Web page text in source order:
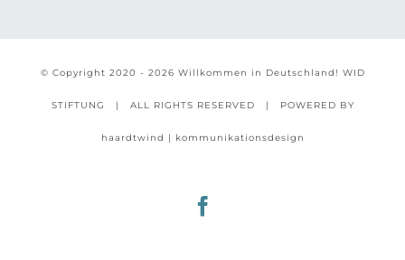
© Copyright 2020 - 2026 Willkommen in Deutschland! WID
STIFTUNG | ALL RIGHTS RESERVED | POWERED BY
haardtwind | kommunikationsdesign
Facebook